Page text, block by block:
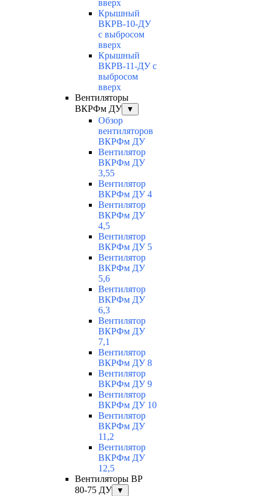
вверх
Крышный
ВКРВ-10-ДУ
с выбросом
вверх
Крышный
ВКРВ-11-ДУ с
выбросом
вверх
Вентиляторы
ВКРФм ДУ
▼
Обзор
вентиляторов
ВКРФм ДУ
Вентилятор
ВКРФм ДУ
3,55
Вентилятор
ВКРФм ДУ 4
Вентилятор
ВКРФм ДУ
4,5
Вентилятор
ВКРФм ДУ 5
Вентилятор
ВКРФм ДУ
5,6
Вентилятор
ВКРФм ДУ
6,3
Вентилятор
ВКРФм ДУ
7,1
Вентилятор
ВКРФм ДУ 8
Вентилятор
ВКРФм ДУ 9
Вентилятор
ВКРФм ДУ 10
Вентилятор
ВКРФм ДУ
11,2
Вентилятор
ВКРФм ДУ
12,5
Вентиляторы ВР
80-75 ДУ
▼